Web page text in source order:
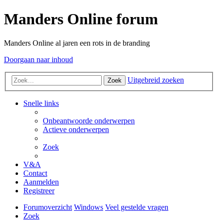
Manders Online forum
Manders Online al jaren een rots in de branding
Doorgaan naar inhoud
Zoek Uitgebreid zoeken
Snelle links
Onbeantwoorde onderwerpen
Actieve onderwerpen
Zoek
V&A
Contact
Aanmelden
Registreer
Forumoverzicht Windows Veel gestelde vragen
Zoek